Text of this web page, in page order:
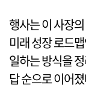
행사는 이 사장
미래 성장 로드
일하는 방식을
답 순으로 이어